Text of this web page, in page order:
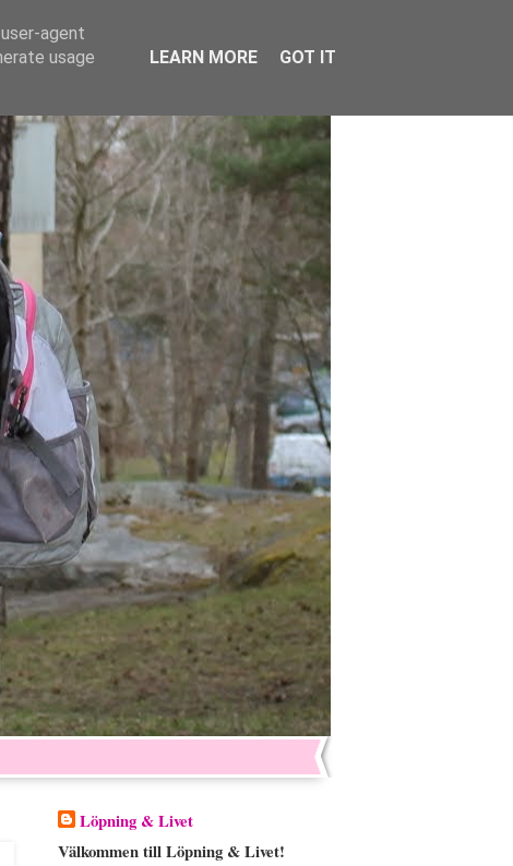
Löpning & Livet
Välkommen till Löpning & Livet!
agent
usage
LEARN MORE GOT IT